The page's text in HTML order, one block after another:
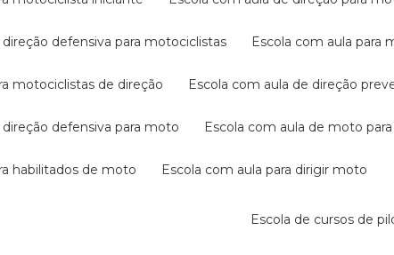
direção defensiva para motociclistas escola com aula
motociclistas de direção escola com aula de direção
direção defensiva para moto escola com aula de moto
habilitados de moto escola com aula para dirigir moto
escola de cursos de